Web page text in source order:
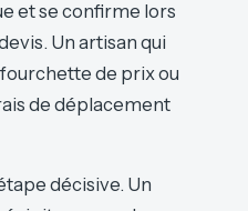
et se confirme lors
Un artisan qui
de prix ou
de déplacement
décisive. Un